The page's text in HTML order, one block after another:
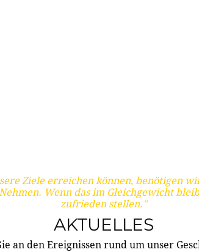
Ziele erreichen können, benötigen
Wenn das im Gleichgewicht
zufrieden stellen."
AKTUELLES
an den Ereignissen rund um unser